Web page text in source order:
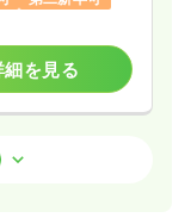
細を見る